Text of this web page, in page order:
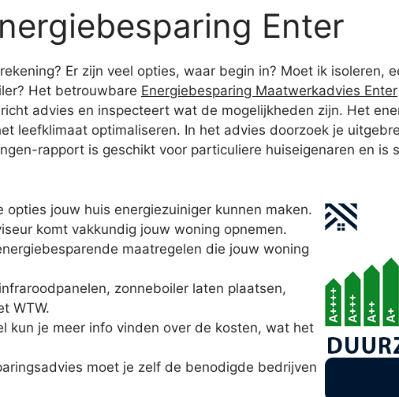
Enter
Er zijn veel opties, waar begin in? Moet ik isoleren,
Het betrouwbare Energiebesparing Maatwerkadvies Enter
advies en inspecteert wat de mogelijkheden zijn. Het
leefklimaat optimaliseren. In het advies doorzoek je
rapport is geschikt voor particuliere huiseigenaren en is
jouw huis energiezuiniger kunnen maken.
komt vakkundig jouw woning opnemen.
maatregelen die jouw woning
zonneboiler laten plaatsen,
WTW.
kun je meer info vinden over de kosten, wat het
moet je zelf de benodigde bedrijven